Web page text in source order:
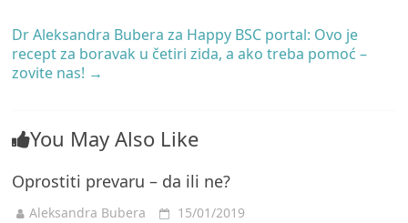
Dr Aleksandra Bubera za Happy BSC portal: Ovo je
recept za boravak u četiri zida, a ako treba pomoć –
zovite nas! →
You May Also Like
Oprostiti prevaru – da ili ne?
Aleksandra Bubera 15/01/2019